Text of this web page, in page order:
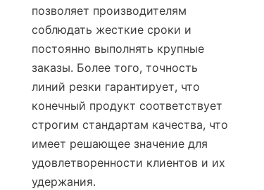
позволяет производителям
соблюдать жесткие сроки и
постоянно выполнять крупные
заказы. Более того, точность
линий резки гарантирует, что
конечный продукт соответствует
строгим стандартам качества, что
имеет решающее значение для
удовлетворенности клиентов и их
удержания.